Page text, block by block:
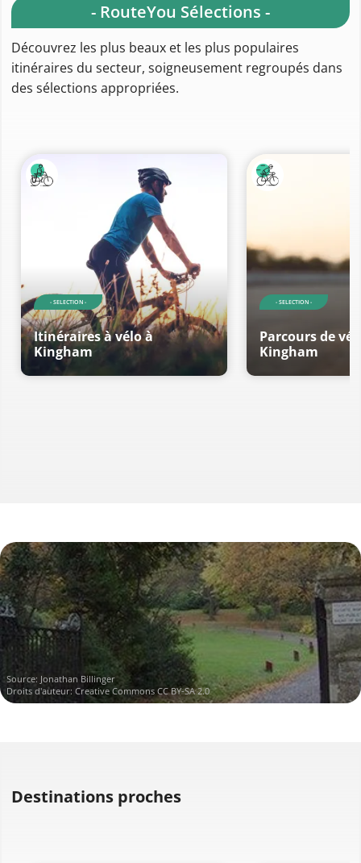
- RouteYou Sélections -
Découvrez les plus beaux et les plus populaires
itinéraires du secteur, soigneusement regroupés dans
des sélections appropriées.
- SELECTION -
Itinéraires à vélo à
Kingham
- SELECTION -
Parcours de
Kingham
Source: Jonathan Billinger
Droits d'auteur: Creative Commons CC BY-SA 2.0
Destinations proches